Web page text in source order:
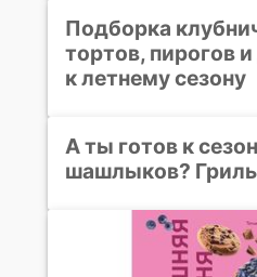
Подборка
тортов, пирогов
к летнему сезону
А ты готов к
шашлыков?